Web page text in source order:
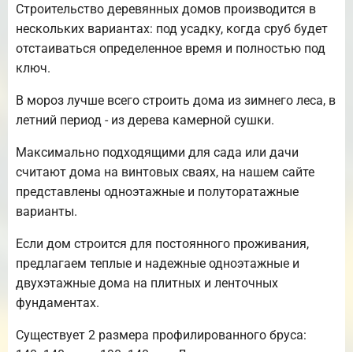
Строительство деревянных домов производится в
нескольких вариантах: под усадку, когда сруб будет
отстаиваться определенное время и полностью под
ключ.
В мороз лучше всего строить дома из зимнего леса, в
летний период - из дерева камерной сушки.
Максимально подходящими для сада или дачи
считают дома на винтовых сваях, на нашем сайте
представлены одноэтажные и полуторатажные
варианты.
Если дом строится для постоянного проживания,
предлагаем теплые и надежные одноэтажные и
двухэтажные дома на плитных и ленточных
фундаментах.
Существует 2 размера профилированного бруса: